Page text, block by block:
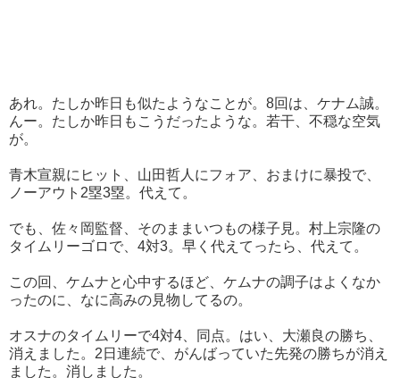
あれ。たしか昨日も似たようなことが。8回は、ケナム誠。
んー。たしか昨日もこうだったような。若干、不穏な空気
が。
青木宣親にヒット、山田哲人にフォア、おまけに暴投で、
ノーアウト2塁3塁。代えて。
でも、佐々岡監督、そのままいつもの様子見。村上宗隆の
タイムリーゴロで、4対3。早く代えてったら、代えて。
この回、ケムナと心中するほど、ケムナの調子はよくなか
ったのに、なに高みの見物してるの。
オスナのタイムリーで4対4、同点。はい、大瀬良の勝ち、
消えました。2日連続で、がんばっていた先発の勝ちが消え
ました。消しました。